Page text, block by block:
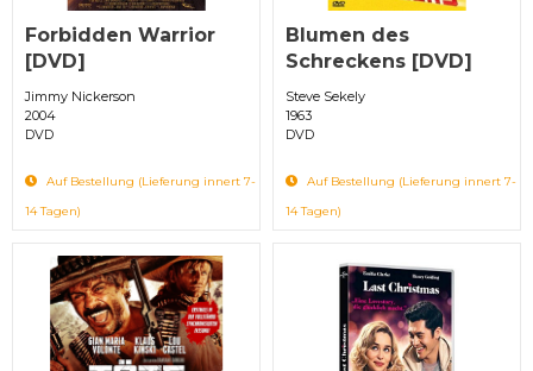
Forbidden Warrior
[DVD]
Jimmy Nickerson
2004
DVD
Auf Bestellung (Lieferung innert 7-
14 Tagen)
Blumen des
Schreckens [DVD]
Steve Sekely
1963
DVD
Auf Bestellung (Lieferung innert 7-
14 Tagen)